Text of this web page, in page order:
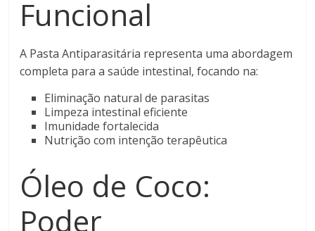
Funcional
A Pasta Antiparasitária representa uma abordagem
completa para a saúde intestinal, focando na:
Eliminação natural de parasitas
Limpeza intestinal eficiente
Imunidade fortalecida
Nutrição com intenção terapêutica
Óleo de Coco:
Poder